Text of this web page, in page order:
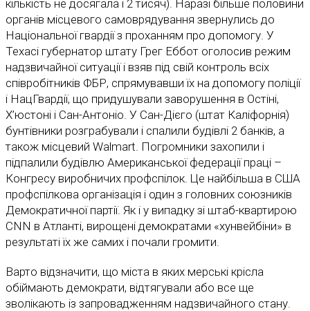
кількість не досягала і 2 тисяч). Наразі більше половини
органів місцевого самоврядування звернулись до
Національної гвардії з проханням про допомогу. У
Техасі губернатор штату Грег Еббот оголосив режим
надзвичайної ситуації і взяв під свій контроль всіх
співробітників ФБР, спрямувавши їх на допомогу поліції
і НацГвардії, що придушували заворушення в Остіні,
Х’юстоні і Сан-Антоніо. У Сан-Дієго (штат Каліфорнія)
бунтівники розграбували і спалили будівлі 2 банків, а
також місцевий Walmart. Погромники захопили і
підпалили будівлю Американської федерації праці –
Конгресу виробничих профспілок. Це найбільша в США
профспілкова організація і один з головних союзників
Демократичної партії. Як і у випадку зі штаб-квартирою
CNN в Атланті, вирощені демократами «хунвейбіни» в
результаті їх же самих і почали громити.
Варто відзначити, що міста в яких мерські крісла
обіймають демократи, відтягували або все ще
зволікають із запровадженням надзвичайного стану.